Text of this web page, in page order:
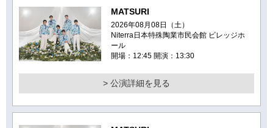
MATSURI
2026年08月08日（土）
Niterra日本特殊陶業市民会館 ビレッジホ
ール
開場：12:45 開演：13:30
> 公演詳細を見る